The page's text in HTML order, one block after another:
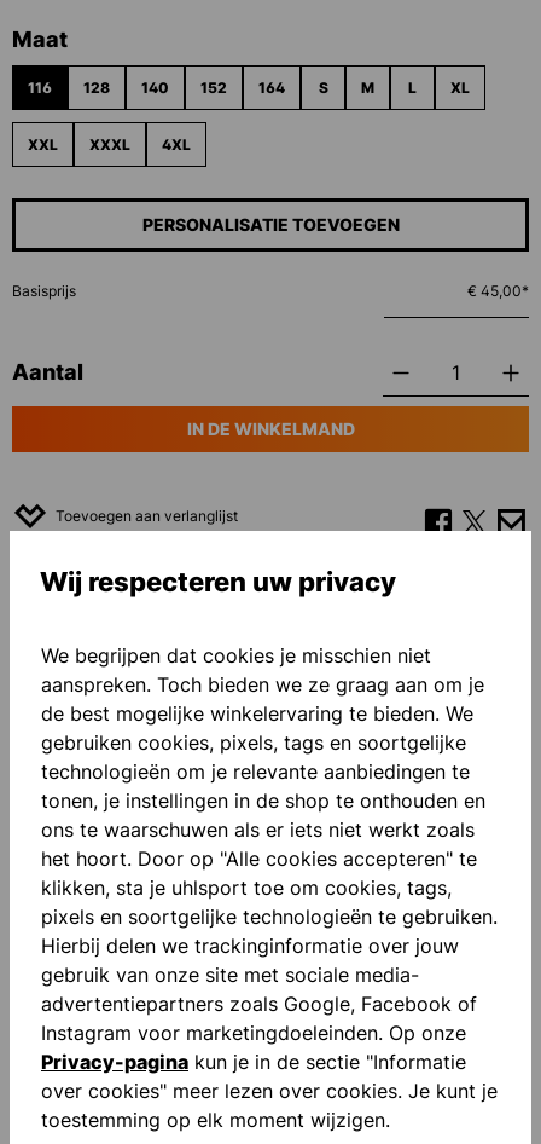
Selecteer
Maat
116 128 140 152 164 S M L XL
XXL XXXL 4XL
PERSONALISATIE TOEVOEGEN
Basisprijs € 45,00*
Aantal
IN DE WINKELMAND
Toevoegen aan verlanglijst
Beschrijving
hoge kraag met capuchon rechte snit voor een
perfecte pasvorm katoen/pes materiaalmix
gedrukte uhlsport-tekst capuchon…Meer
Beoordelingen
Productgalerij overslaan
Similar Items
Wij respecteren uw privacy
We begrijpen dat cookies je misschien niet
aanspreken. Toch bieden we ze graag aan om je
de best mogelijke winkelervaring te bieden. We
gebruiken cookies, pixels, tags en soortgelijke
technologieën om je relevante aanbiedingen te
tonen, je instellingen in de shop te onthouden en
ons te waarschuwen als er iets niet werkt zoals
het hoort. Door op "Alle cookies accepteren" te
klikken, sta je uhlsport toe om cookies, tags,
pixels en soortgelijke technologieën te gebruiken.
Hierbij delen we trackinginformatie over jouw
gebruik van onze site met sociale media-
advertentiepartners zoals Google, Facebook of
Instagram voor marketingdoeleinden. Op onze
Privacy-pagina kun je in de sectie "Informatie
over cookies" meer lezen over cookies. Je kunt je
toestemming op elk moment wijzigen.